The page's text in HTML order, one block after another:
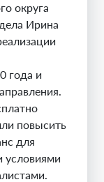
округа
Ирина
года и
повысить
для
условиями